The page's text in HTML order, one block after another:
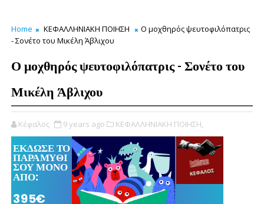
Home ΚΕΦΑΛΛΗΝΙΑΚΗ ΠΟΙΗΣΗ
Ο μοχθηρός ψευτοφιλόπατρις
- Σονέτο του Μικέλη Άβλιχου
Ο μοχθηρός ψευτοφιλόπατρις - Σονέτο του
Μικέλη Άβλιχου
Κέφαλος 9 years ago ΚΕΦΑΛΛΗΝΙΑΚΗ ΠΟΙΗΣΗ,